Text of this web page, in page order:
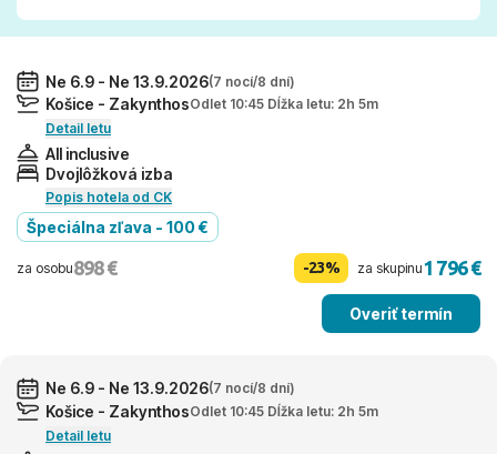
Ne 6.9 - Ne 13.9.2026(7 nocí/8 dní)
Košice - ZakynthosOdlet 10:45 Dĺžka letu: 2h 5m
Detail letu
All inclusive
Dvojlôžková izba
Popis hotela od CK
Špeciálna zľava - 100 €
za osobu898 € -23% za skupinu1 796 €
Overiť termín
Ne 6.9 - Ne 13.9.2026(7 nocí/8 dní)
Košice - ZakynthosOdlet 10:45 Dĺžka letu: 2h 5m
Detail letu